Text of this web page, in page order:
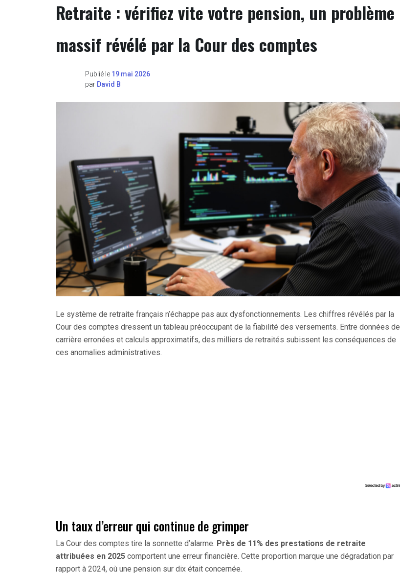
Retraite : vérifiez vite votre pension, un problème
massif révélé par la Cour des comptes
Publié le 19 mai 2026
par David B
Le système de retraite français n’échappe pas aux dysfonctionnements. Les chiffres révélés par la
Cour des comptes dressent un tableau préoccupant de la fiabilité des versements. Entre données de
carrière erronées et calculs approximatifs, des milliers de retraités subissent les conséquences de
ces anomalies administratives.
Un taux d’erreur qui continue de grimper
La Cour des comptes tire la sonnette d’alarme. Près de 11% des prestations de retraite
attribuées en 2025 comportent une erreur financière. Cette proportion marque une dégradation par
rapport à 2024, où une pension sur dix était concernée.